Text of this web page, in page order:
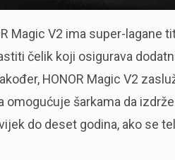
Magic V2 ima super-lagane
čelik koji osigurava
HONOR Magic V2
omogućuje šarkama da
do deset godina, ako se